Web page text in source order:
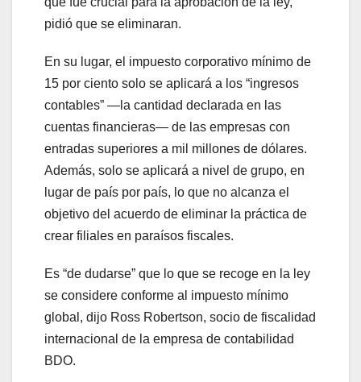
pidió que se eliminaran.
En su lugar, el impuesto corporativo mínimo de
15 por ciento solo se aplicará a los “ingresos
contables” —la cantidad declarada en las
cuentas financieras— de las empresas con
entradas superiores a mil millones de dólares.
Además, solo se aplicará a nivel de grupo, en
lugar de país por país, lo que no alcanza el
objetivo del acuerdo de eliminar la práctica de
crear filiales en paraísos fiscales.
Es “de dudarse” que lo que se recoge en la ley
se considere conforme al impuesto mínimo
global, dijo Ross Robertson, socio de fiscalidad
internacional de la empresa de contabilidad
BDO.